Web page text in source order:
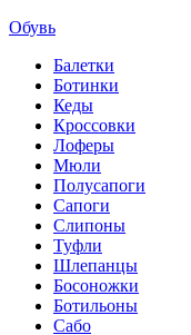
Обувь
Балетки
Ботинки
Кеды
Кроссовки
Лоферы
Мюли
Полусапоги
Сапоги
Слипоны
Туфли
Шлепанцы
Босоножки
Ботильоны
Сабо